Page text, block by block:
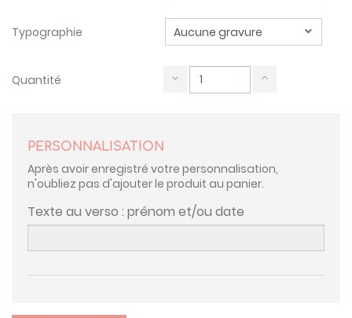
Typographie
Quantité
PERSONNALISATION
Après avoir enregistré votre personnalisation,
n'oubliez pas d'ajouter le produit au panier.
Texte au verso : prénom et/ou date